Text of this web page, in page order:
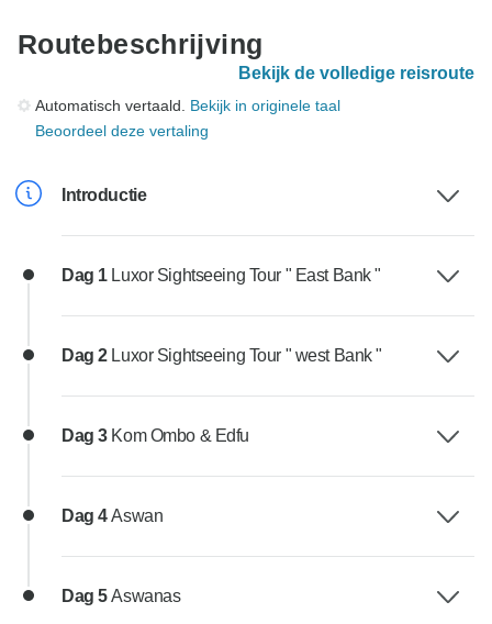
Routebeschrijving
Bekijk de volledige reisroute
Automatisch vertaald. Bekijk in originele taal
Beoordeel deze vertaling
Introductie
Dag 1 Luxor Sightseeing Tour " East Bank "
Dag 2 Luxor Sightseeing Tour " west Bank "
Dag 3 Kom Ombo & Edfu
Dag 4Aswan
Dag 5Aswanas